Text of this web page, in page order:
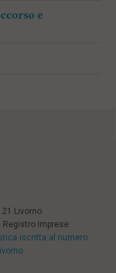
e
Livorno
Registro Imprese:
iscritta al numero